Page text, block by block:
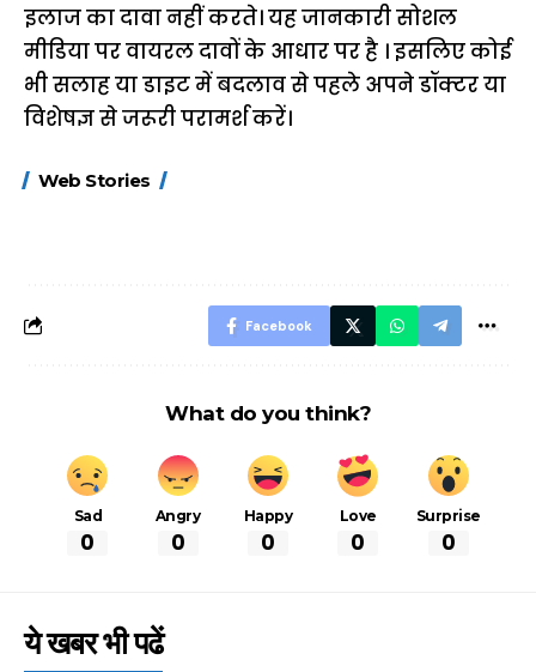
इलाज का दावा नहीं करते। यह जानकारी सोशल
मीडिया पर वायरल दावों के आधार पर है । इसलिए कोई
भी सलाह या डाइट में बदलाव से पहले अपने डॉक्टर या
विशेषज्ञ से जरूरी परामर्श करें।
Web Stories
FASTag के ये नए
Facebook
What do you think?
Sad
0
Angry
0
Happy
0
Love
0
Surprise
0
ये खबर भी पढें